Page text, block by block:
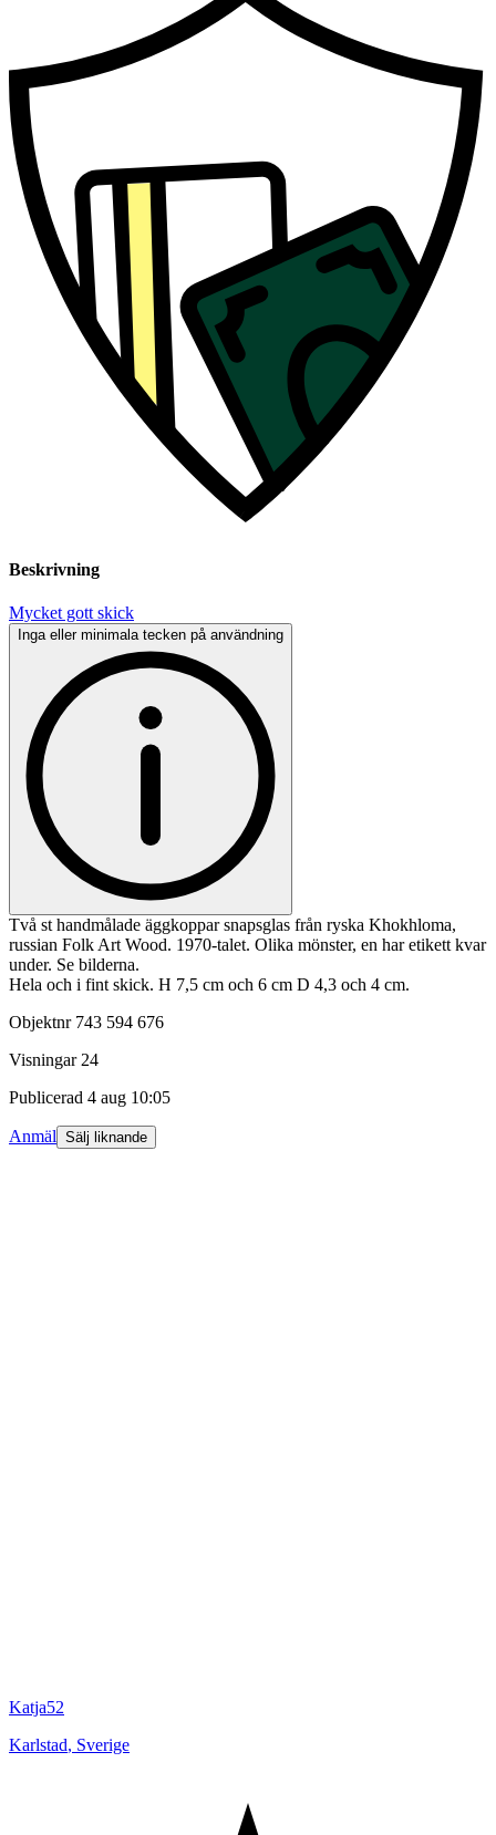
Beskrivning
Mycket gott skick
Inga eller minimala tecken på användning
Två st handmålade äggkoppar snapsglas från ryska Khokhloma,
russian Folk Art Wood. 1970-talet. Olika mönster, en har etikett kvar
under. Se bilderna.
Hela och i fint skick. H 7,5 cm och 6 cm D 4,3 och 4 cm.
Objektnr 743 594 676
Visningar 24
Publicerad 4 aug 10:05
Anmäl Sälj liknande
Katja52
Karlstad, Sverige